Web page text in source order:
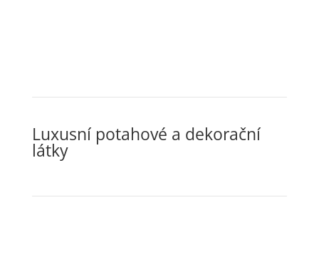
Luxusní potahové a dekorační
látky